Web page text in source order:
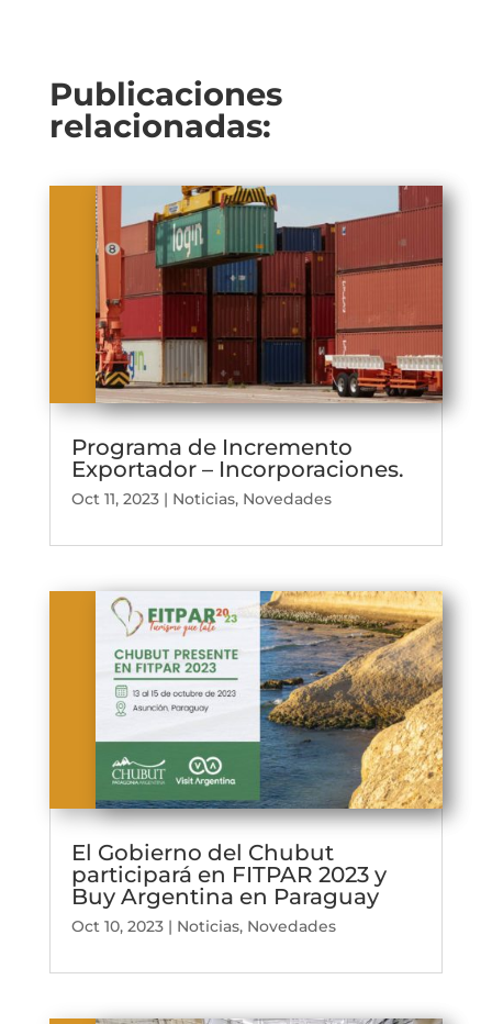
Publicaciones
relacionadas:
Programa de Incremento
Exportador – Incorporaciones.
Oct 11, 2023| Noticias, Novedades
El Gobierno del Chubut
participará en FITPAR 2023 y
Buy Argentina en Paraguay
Oct 10, 2023| Noticias, Novedades